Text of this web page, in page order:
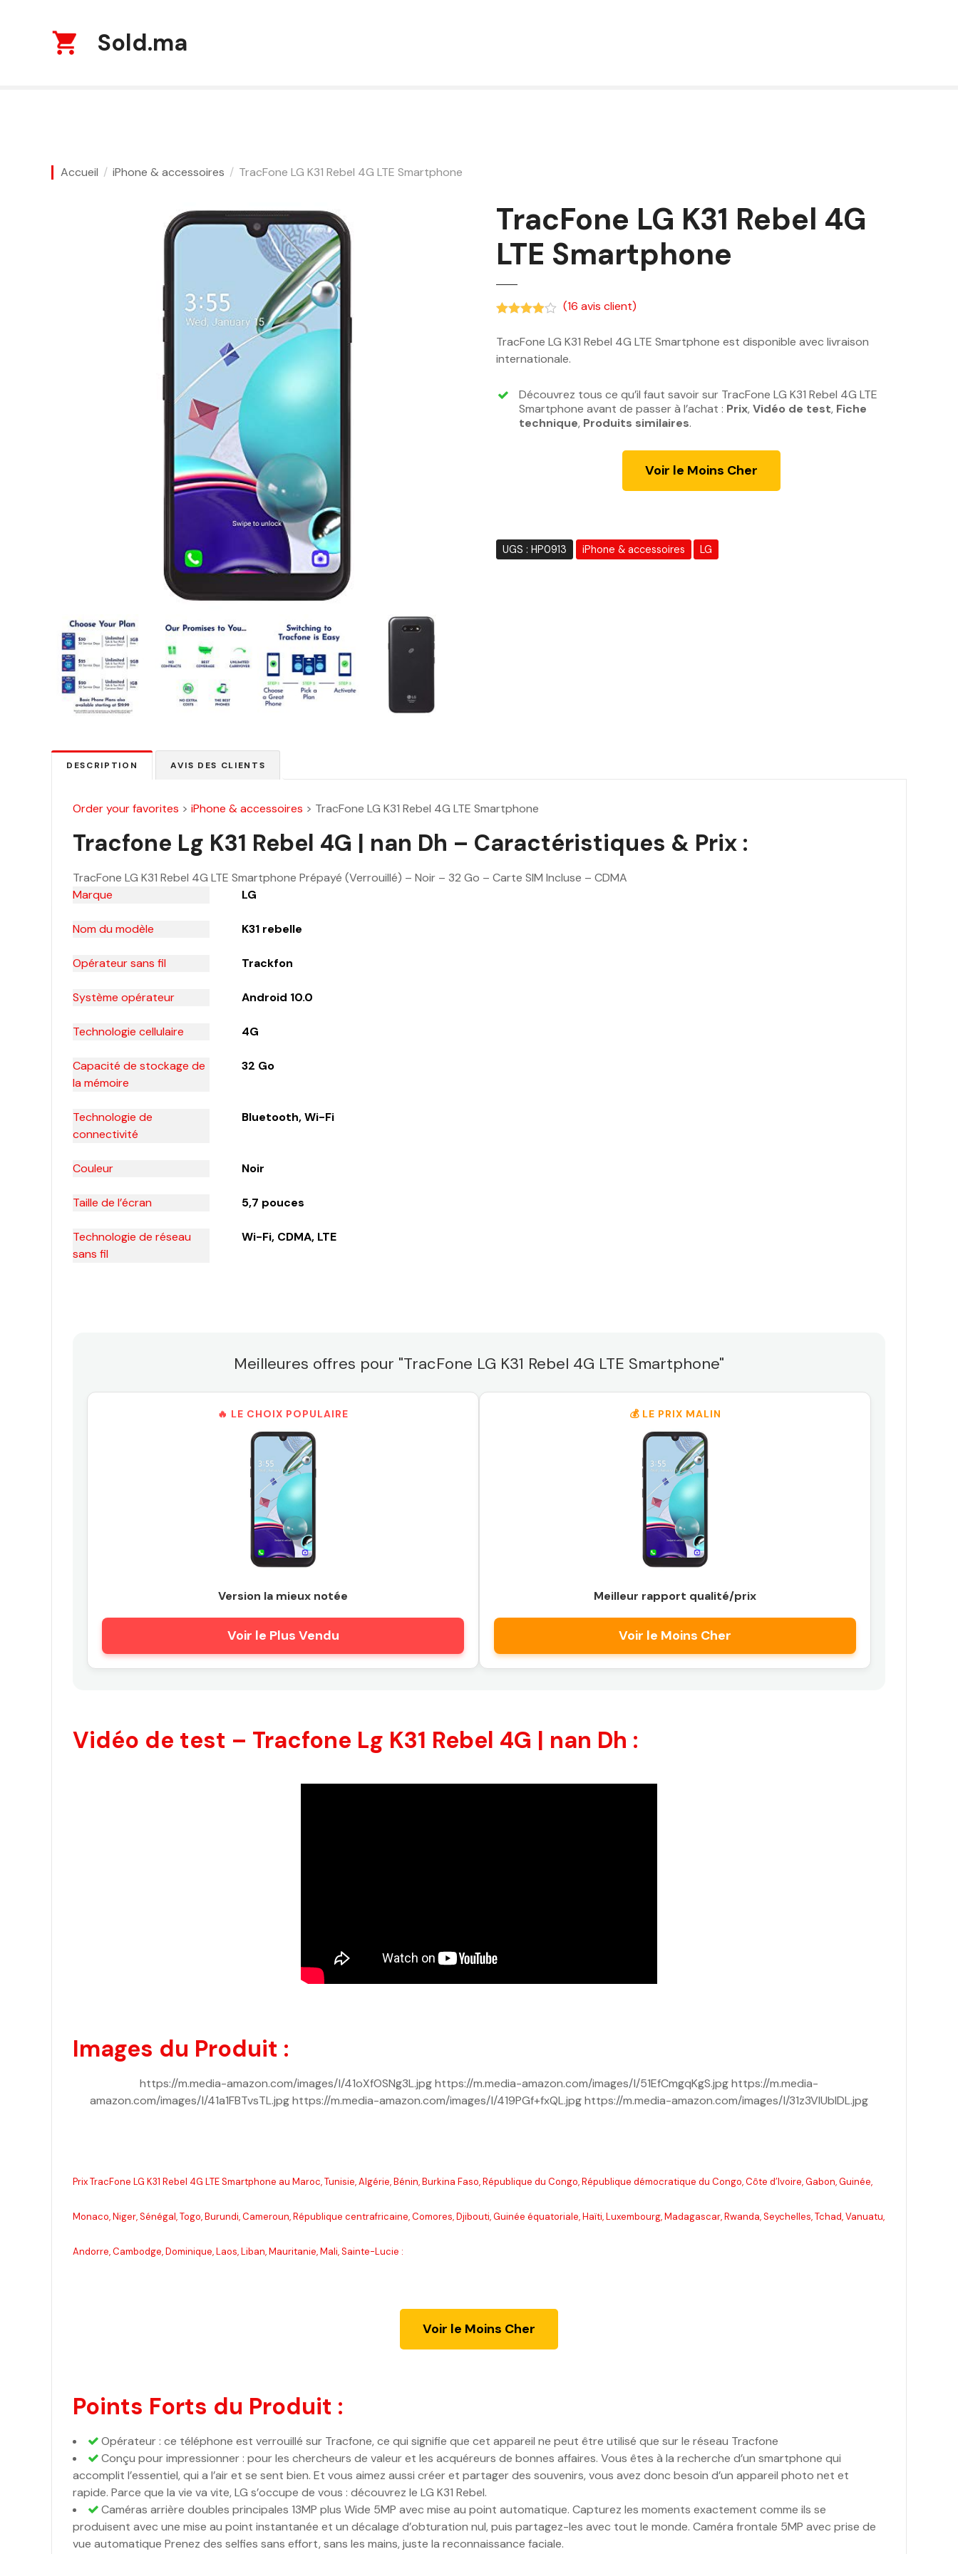
Sold.ma
Accueil iPhone & accessoires TracFone LG K31 Rebel 4G LTE Smartphone
TracFone LG K31 Rebel 4G
LTE Smartphone
(16 avis client)
TracFone LG K31 Rebel 4G LTE Smartphone est disponible avec livraison
internationale.
Découvrez tous ce qu’il faut savoir sur TracFone LG K31 Rebel 4G LTE
Smartphone avant de passer à l’achat : Prix, Vidéo de test, Fiche
technique, Produits similaires.
Voir le Moins Cher
UGS : HP0913 iPhone & accessoires LG
DESCRIPTION AVIS DES CLIENTS
Order your favorites > iPhone & accessoires > TracFone LG K31 Rebel 4G LTE Smartphone
Tracfone Lg K31 Rebel 4G | nan Dh – Caractéristiques & Prix :
TracFone LG K31 Rebel 4G LTE Smartphone Prépayé (Verrouillé) – Noir – 32 Go – Carte SIM Incluse – CDMA
Marque
LG
Nom du modèle K31 rebelle
Opérateur sans fil Trackfon
Système opérateur Android 10.0
Technologie cellulaire 4G
Capacité de stockage de
la mémoire
32 Go
Technologie de
connectivité
Bluetooth, Wi-Fi
Couleur Noir
Taille de l’écran 5,7 pouces
Technologie de réseau
sans fil
Wi-Fi, CDMA, LTE
Meilleures offres pour "TracFone LG K31 Rebel 4G LTE Smartphone"
🔥 LE CHOIX POPULAIRE
Version la mieux notée
Voir le Plus Vendu
💰 LE PRIX MALIN
Meilleur rapport qualité/prix
Voir le Moins Cher
Vidéo de test – Tracfone Lg K31 Rebel 4G | nan Dh :
Images du Produit :
https://m.media-amazon.com/images/I/41oXfOSNg3L.jpg https://m.media-amazon.com/images/I/51EfCmgqKgS.jpg https://m.media-
amazon.com/images/I/41a1FBTvsTL.jpg https://m.media-amazon.com/images/I/419PGf+fxQL.jpg https://m.media-amazon.com/images/I/31z3VIUblDL.jpg
Prix TracFone LG K31 Rebel 4G LTE Smartphone au Maroc, Tunisie, Algérie, Bénin, Burkina Faso, République du Congo, République démocratique du Congo, Côte d’Ivoire, Gabon, Guinée,
Monaco, Niger, Sénégal, Togo, Burundi, Cameroun, République centrafricaine, Comores, Djibouti, Guinée équatoriale, Haïti, Luxembourg, Madagascar, Rwanda, Seychelles, Tchad, Vanuatu,
Andorre, Cambodge, Dominique, Laos, Liban, Mauritanie, Mali, Sainte-Lucie :
Voir le Moins Cher
Points Forts du Produit :
Opérateur : ce téléphone est verrouillé sur Tracfone, ce qui signifie que cet appareil ne peut être utilisé que sur le réseau Tracfone
Conçu pour impressionner : pour les chercheurs de valeur et les acquéreurs de bonnes affaires. Vous êtes à la recherche d’un smartphone qui
accomplit l’essentiel, qui a l’air et se sent bien. Et vous aimez aussi créer et partager des souvenirs, vous avez donc besoin d’un appareil photo net et
rapide. Parce que la vie va vite, LG s’occupe de vous : découvrez le LG K31 Rebel.
Caméras arrière doubles principales 13MP plus Wide 5MP avec mise au point automatique. Capturez les moments exactement comme ils se
produisent avec une mise au point instantanée et un décalage d’obturation nul, puis partagez-les avec tout le monde. Caméra frontale 5MP avec prise de
vue automatique Prenez des selfies sans effort, sans les mains, juste la reconnaissance faciale.